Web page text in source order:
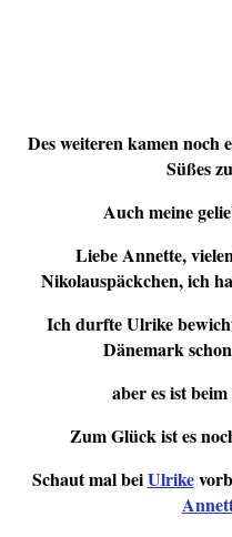
Des weiteren kamen noch
Süßes
Auch meine
Liebe Annette,
Nikolauspäckchen, ich
Ich durfte Ulrike
Dänemark
aber es ist
Zum Glück ist es
Schaut mal beiUlrike